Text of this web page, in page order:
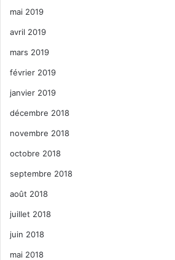
mai 2019
avril 2019
mars 2019
février 2019
janvier 2019
décembre 2018
novembre 2018
octobre 2018
septembre 2018
août 2018
juillet 2018
juin 2018
mai 2018